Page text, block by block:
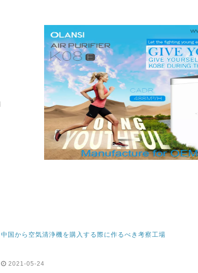
中国から空気清浄機を購入する際に作るべき考察工場
2021-05-24